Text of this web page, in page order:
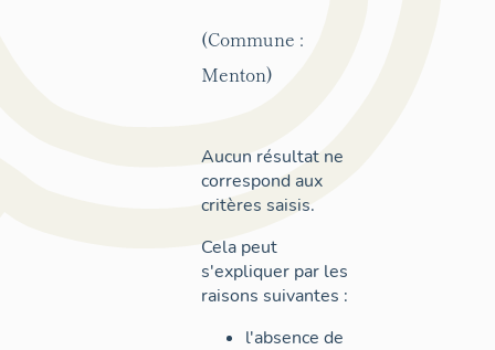
(Commune :
Menton)
Aucun résultat ne
correspond aux
critères saisis.
Cela peut
s'expliquer par les
raisons suivantes :
l'absence de